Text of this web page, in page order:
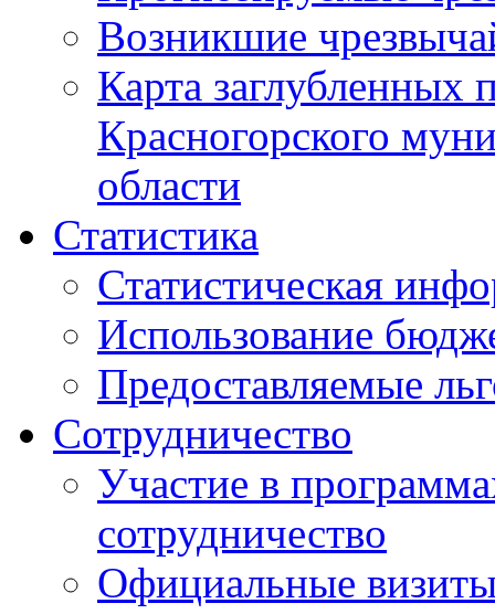
Возникшие
Карта
Красногорского
области
Статистика
Статистическая
Использование
Предоставляемые
Сотрудничество
Участие в
сотрудничество
Официальные